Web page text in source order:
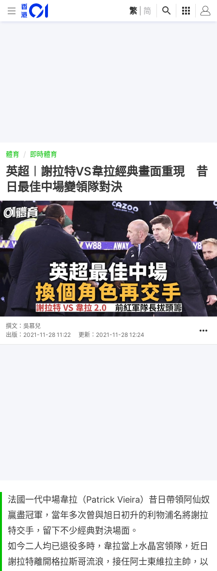
繁 简
體育 即時體育
英超︱謝拉特VS韋拉經典畫面重現 昔
日最佳中場變領隊對決
撰文： 吳慕兒
出版： 2021-11-28 11:22 更新： 2021-11-28 12:24
法國一代中場韋拉（Patrick Vieira）昔日帶領阿仙奴
贏盡冠軍，當年多次曾與旭日初升的利物浦名將謝拉
特交手，留下不少經典對決場面。
如今二人均已退役多時，韋拉當上水晶宮領隊，近日
謝拉特離開格拉斯哥流浪，接任阿士東維拉主帥，以